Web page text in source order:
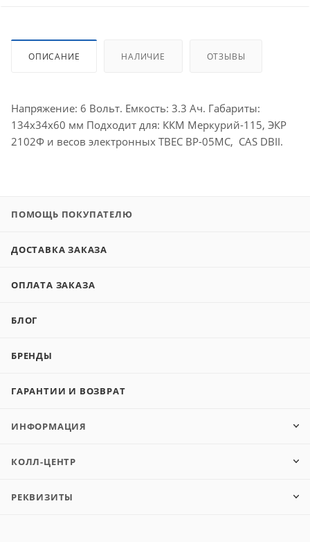
ОПИСАНИЕ НАЛИЧИЕ ОТЗЫВЫ
Напряжение: 6 Bольт. Емкость: 3.3 Ач. Габариты:
134х34х60 мм Подходит для: ККМ Меркурий-115, ЭКР
2102Ф и весов электронных ТВЕС ВР-05МС, CAS DBII.
ПОМОЩЬ ПОКУПАТЕЛЮ
ДОСТАВКА ЗАКАЗА
ОПЛАТА ЗАКАЗА
БЛОГ
БРЕНДЫ
ГАРАНТИИ И ВОЗВРАТ
ИНФОРМАЦИЯ
КОЛЛ-ЦЕНТР
РЕКВИЗИТЫ